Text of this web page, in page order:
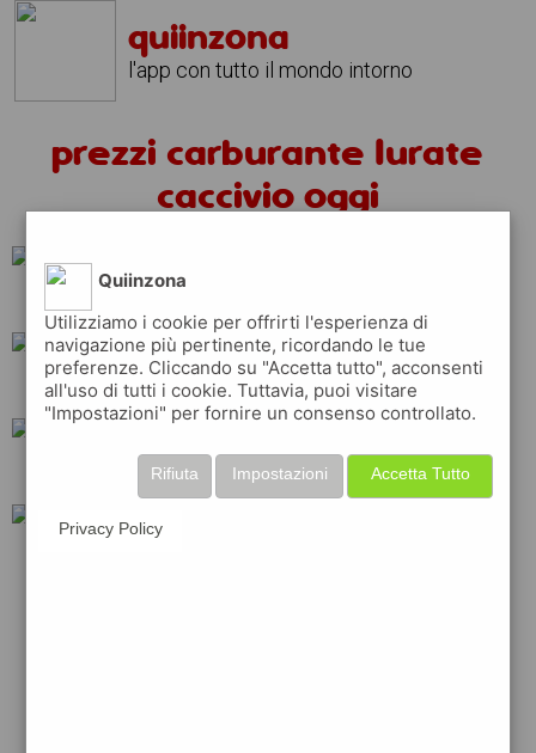
quiinzona
l'app con tutto il mondo intorno
prezzi carburante lurate
caccivio oggi
shell esso api
ip repsol
Quiinzona
Utilizziamo i cookie per offrirti l'esperienza di
navigazione più pertinente, ricordando le tue
preferenze. Cliccando su "Accetta tutto", acconsenti
all'uso di tutti i cookie. Tuttavia, puoi visitare
"Impostazioni" per fornire un consenso controllato.
Accetta Tutto
Impostazioni
Rifiuta
Privacy Policy